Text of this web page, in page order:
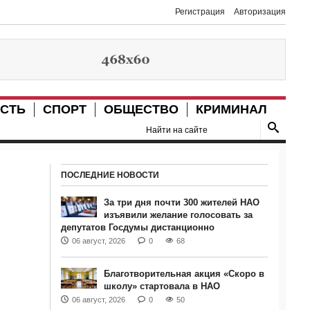
Регистрация Авторизация
СПОРТ ОБЩЕСТВО КРИМИНАЛ
ПОСЛЕДНИЕ НОВОСТИ
За три дня почти 300 жителей НАО
изъявили желание голосовать за
депутатов Госдумы дистанционно
06 август, 2026 0 68
Благотворительная акция «Скоро в
школу» стартовала в НАО
06 август, 2026 0 50